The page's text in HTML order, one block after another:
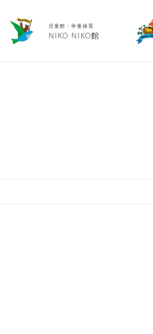
児童館・学童保育
NIKO NIKO館